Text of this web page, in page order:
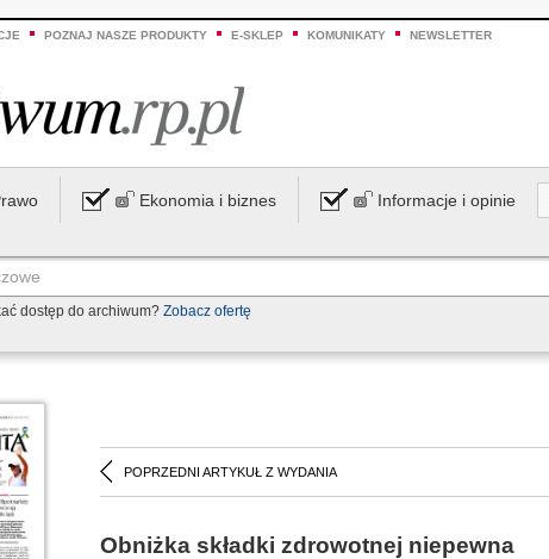
POZNAJ NASZE PRODUKTY E-SKLEP KOMUNIKATY NEWSLETTER
Ekonomia i biznes Informacje i opinie
dostęp do archiwum? Zobacz ofertę
POPRZEDNI ARTYKUŁ Z WYDANIA
Obniżka składki zdrowotnej niepewna